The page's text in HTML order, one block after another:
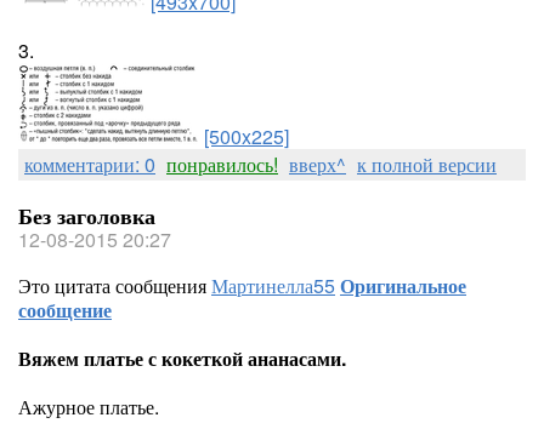
3.
[500x225]
комментарии: 0 понравилось! вверх^ к полной версии
Без заголовка
12-08-2015 20:27
Это цитата сообщенияМартинелла55Оригинальное
сообщение
Вяжем платье с кокеткой ананасами.
Ажурное платье.